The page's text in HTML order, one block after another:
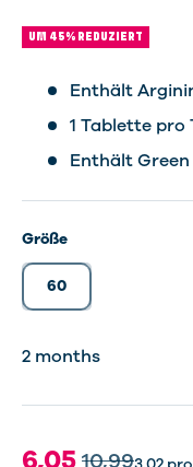
UM 45% REDUZIERT
Enthält
1 Tablette pro
Enthält Green
Größe
60
2 months
10,99